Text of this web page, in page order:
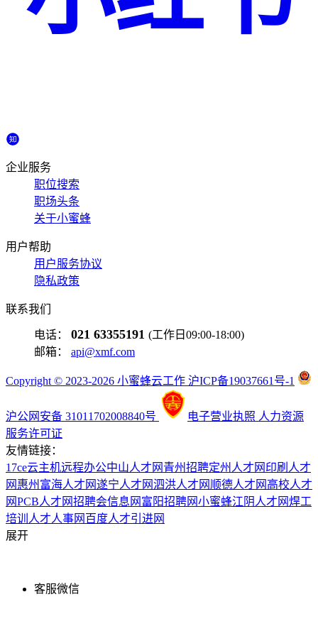
企业服务
职位搜索
职场头条
关于小蜜蜂
用户帮助
用户服务协议
隐私政策
联系我们
电话： 021 63355191 (工作日09:00-18:00)
邮箱： api@xmf.com
Copyright © 2023-2026 小蜜蜂云工作 沪ICP备19037661号-1
沪公网安备 31011702008840号 电子营业执照 人力资源
服务许可证
友情链接：
17ce云主机远程办公中山人才网 青州招聘定州人才网 印刷人才
网 惠州富海人才网遂宁人才网泗洪人才网 顺德人才网 高校人才
网PCB人才网招聘会信息网 富阳招聘网小蜜蜂江阴人才网焊工
培训 人才人事网 百度人才引进网
展开
客服微信